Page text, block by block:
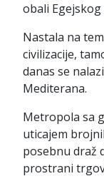
obali
Nastala na
civilizacije,
danas se
Mediterana.
Metropola sa
uticajem
posebnu draž
prostrani